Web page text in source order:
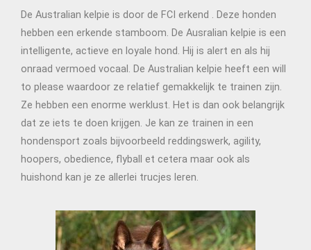
De Australian kelpie is door de FCI erkend . Deze honden
hebben een erkende stamboom. De Ausralian kelpie is een
intelligente, actieve en loyale hond. Hij is alert en als hij
onraad vermoed vocaal. De Australian kelpie heeft een will
to please waardoor ze relatief gemakkelijk te trainen zijn.
Ze hebben een enorme werklust. Het is dan ook belangrijk
dat ze iets te doen krijgen. Je kan ze trainen in een
hondensport zoals bijvoorbeeld reddingswerk, agility,
hoopers, obedience, flyball et cetera maar ook als
huishond kan je ze allerlei trucjes leren.